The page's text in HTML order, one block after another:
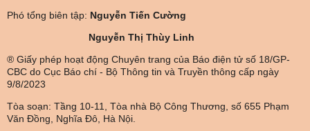
Phó tổng biên tập: Nguyễn Tiến Cường
Nguyễn Thị Thùy Linh
® Giấy phép hoạt động Chuyên trang của Báo điện tử số 18/GP-
CBC do Cục Báo chí - Bộ Thông tin và Truyền thông cấp ngày
9/8/2023
Tòa soạn: Tầng 10-11, Tòa nhà Bộ Công Thương, số 655 Phạm
Văn Đồng, Nghĩa Đô, Hà Nội.